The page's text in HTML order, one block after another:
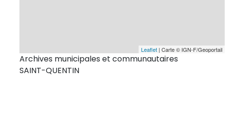
Leaflet | Carte © IGN-F/Geoportail
Archives municipales et communautaires
SAINT-QUENTIN